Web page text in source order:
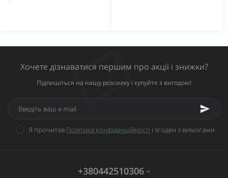
Хочете дізнаватися першим про акції і знижки?
Підпишіться на нашу розсилку і купуйте з вигодою!
Я прочитав Політика конфіденційності і згоден з вимогами
+380442510306